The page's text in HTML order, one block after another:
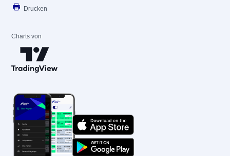
Drucken
Charts von